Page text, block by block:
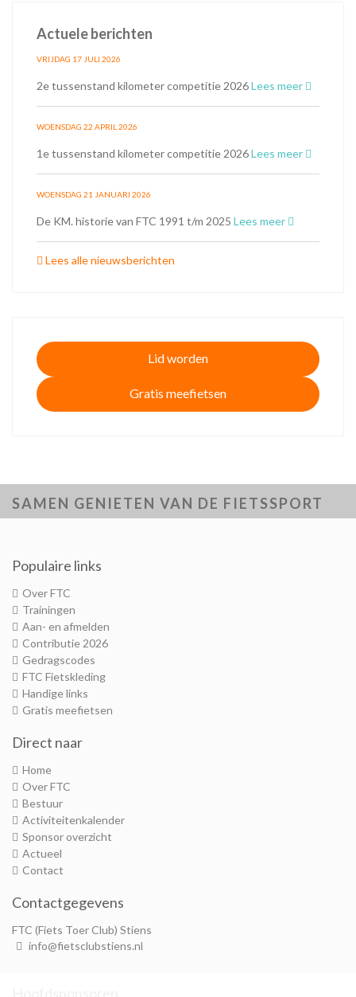
Actuele berichten
VRIJDAG 17 JULI 2026
2e tussenstand kilometer competitie 2026Lees meer
WOENSDAG 22 APRIL 2026
1e tussenstand kilometer competitie 2026Lees meer
WOENSDAG 21 JANUARI 2026
De KM. historie van FTC 1991 t/m 2025 Lees meer
Lees alle nieuwsberichten
Lid worden
Gratis meefietsen
SAMEN GENIETEN VAN DE FIETSSPORT
Populaire links
Over FTC
Trainingen
Aan- en afmelden
Contributie 2026
Gedragscodes
FTC Fietskleding
Handige links
Gratis meefietsen
Direct naar
Home
Over FTC
Bestuur
Activiteitenkalender
Sponsor overzicht
Actueel
Contact
Contactgegevens
FTC (Fiets Toer Club) Stiens
info@fietsclubstiens.nl